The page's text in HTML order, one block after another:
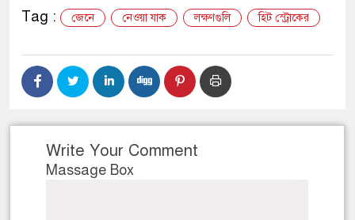
Tag :
জেনে নেওয়া যাক লক্ষণগুলি হিট স্ট্রোকের
Write Your Comment
Massage Box